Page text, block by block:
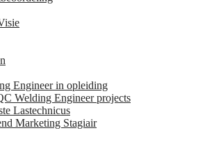
Engineer in opleiding
Welding Engineer projects
Lastechnicus
Marketing Stagiair